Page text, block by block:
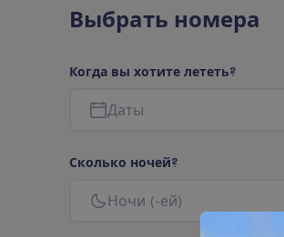
Выбрать номера
Когда вы хотите лететь?
Даты
Сколько ночей?
Ночи (-ей)